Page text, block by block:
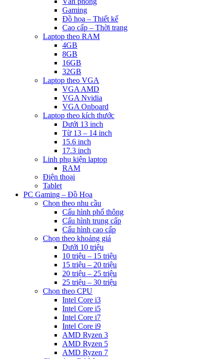
Gaming
Đồ họa – Thiết kế
Cao cấp – Thời trang
Laptop theo RAM
4GB
8GB
16GB
32GB
Laptop theo VGA
VGA AMD
VGA Nvidia
VGA Onboard
Laptop theo kích thước
Dưới 13 inch
Từ 13 – 14 inch
15.6 inch
17.3 inch
Linh phụ kiện laptop
RAM
Điện thoại
Tablet
PC Gaming – Đồ Họa
Chọn theo nhu cầu
Cấu hình phổ thông
Cấu hình trung cấp
Cấu hình cao cấp
Chọn theo khoảng giá
Dưới 10 triệu
10 triệu – 15 triệu
15 triệu – 20 triệu
20 triệu – 25 triệu
25 triệu – 30 triệu
Chọn theo CPU
Intel Core i3
Intel Core i5
Intel Core i7
Intel Core i9
AMD Ryzen 3
AMD Ryzen 5
AMD Ryzen 7